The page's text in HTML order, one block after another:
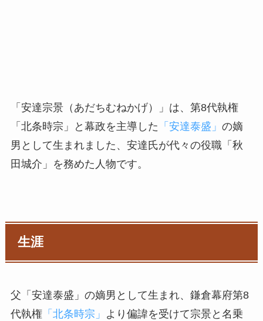
「安達宗景（あだちむねかげ）」は、第8代執権
「北条時宗」と幕政を主導した 「安達泰盛」 の嫡
男として生まれました、安達氏が代々の役職「秋
田城介」を務めた人物です。
生涯
父「安達泰盛」の嫡男として生まれ、鎌倉幕府第8
代執権「北条時宗」 より偏諱を受けて宗景と名乗